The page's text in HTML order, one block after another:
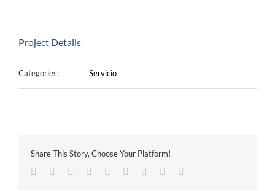
Project Details
Categories: Servicio
Share This Story, Choose Your Platform!
Facebook
TwitterLinkedIn
Reddit Google+
TumblrPinterest